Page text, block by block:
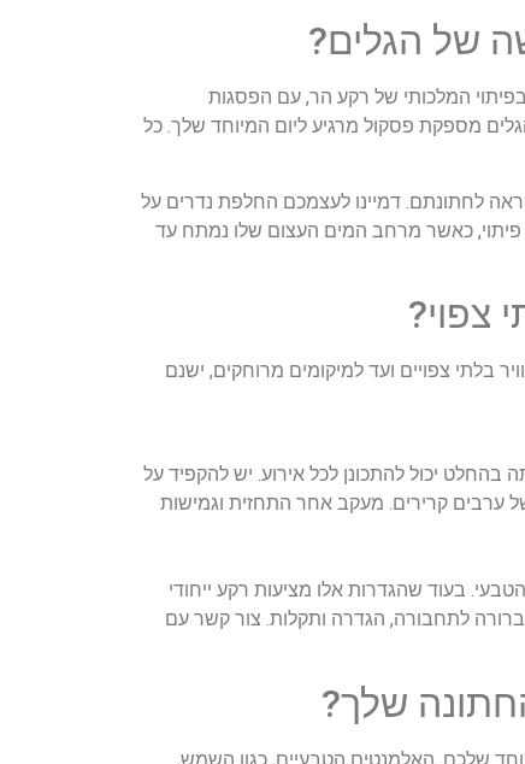
המלכותי של רקע הר, עם הפסגות
מספקת פסקול מרגיע ליום המיוחד שלך. כל
לחתונתם. דמיינו לעצמכם החלפת נדרים על
פיתוי, כאשר מרחב המים העצום שלו נמתח עד
בלתי צפויים ועד למיקומים מרוחקים, ישנם
יכול להתכונן לכל אירוע. יש להקפיד על
ערבים קרירים. מעקב אחר התחזית וגמישות
בעוד שהגדרות אלו מציעות רקע ייחודי
ברורה לתחבורה, הגדרה ותקלות. צור קשר עם